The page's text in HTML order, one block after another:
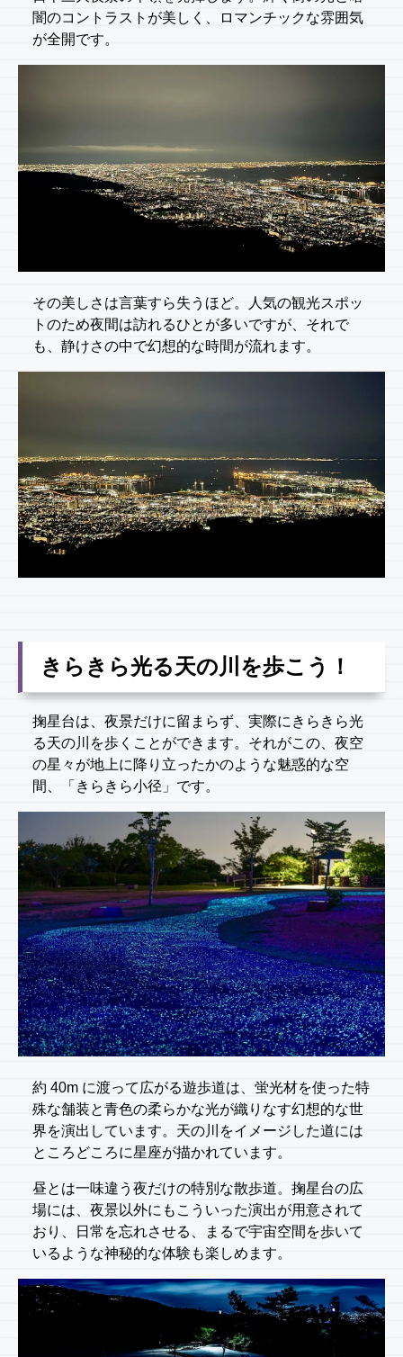
闇のコントラストが美しく、ロマンチックな雰囲気
が全開です。
その美しさは言葉すら失うほど。人気の観光スポッ
トのため夜間は訪れるひとが多いですが、それで
も、静けさの中で幻想的な時間が流れます。
きらきら光る天の川を歩こう！
掬星台は、夜景だけに留まらず、実際にきらきら光
る天の川を歩くことができます。それがこの、夜空
の星々が地上に降り立ったかのような魅惑的な空
間、「きらきら小径」です。
約 40m に渡って広がる遊歩道は、蛍光材を使った特
殊な舗装と青色の柔らかな光が織りなす幻想的な世
界を演出しています。天の川をイメージした道には
ところどころに星座が描かれています。
昼とは一味違う夜だけの特別な散歩道。掬星台の広
場には、夜景以外にもこういった演出が用意されて
おり、日常を忘れさせる、まるで宇宙空間を歩いて
いるような神秘的な体験も楽しめます。